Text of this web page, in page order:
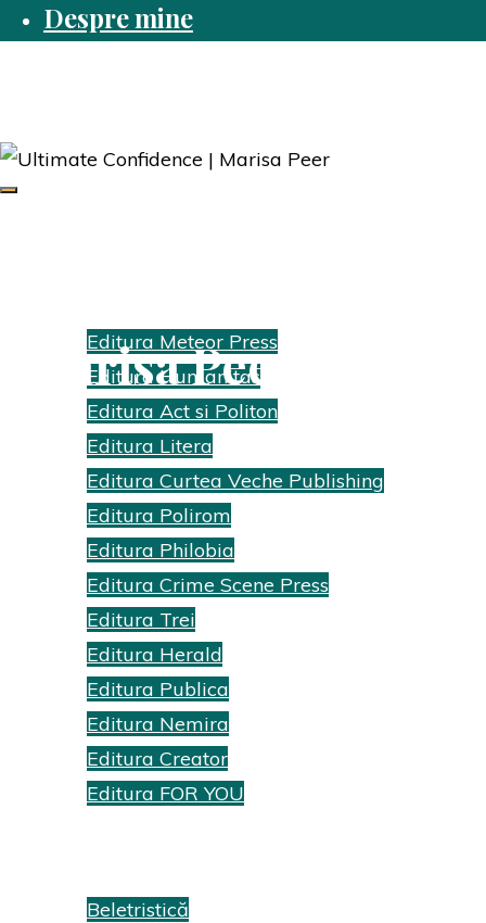
Despre mine
Editura Meteor Press
Editura Humanitas
Editura Act si Politon
Editura Litera
Editura Curtea Veche Publishing
Editura Polirom
Editura Philobia
Editura Crime Scene Press
Editura Trei
Editura Herald
Editura Publica
Editura Nemira
Editura Creator
Editura FOR YOU
Beletristică
| Marisa Peer
Recenzii cărti
Confidence |
Marisa Peer